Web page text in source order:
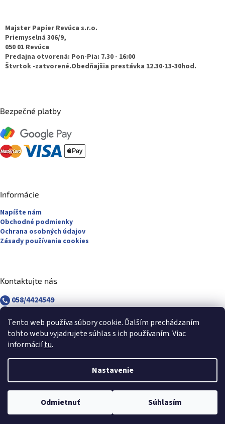
Tento web používa súbory cookie. Ďalším prechádzaním
tohto webu vyjadrujete súhlas s ich používaním. Viac
informáciítu.
Nastavenie
Odmietnuť Súhlasím
Majster Papier Revúca s.r.o.
Priemyselná 306/9,
050 01 Revúca
Predajna otvorená: Pon-Pia: 7.30 - 16:00
Štvrtok -zatvorené.Obedňajšia prestávka 12.30-13-30hod.
Bezpečné platby
Informácie
Napíšte nám
Obchodné podmienky
Ochrana osobných údajov
Zásady používania cookies
Kontaktujte nás
058/4424549
revuca@majsterpapier.sk
Vytvoril Shoptet
Copyright 2026Majsterpapier.sk . Všetky práva vyhradené.